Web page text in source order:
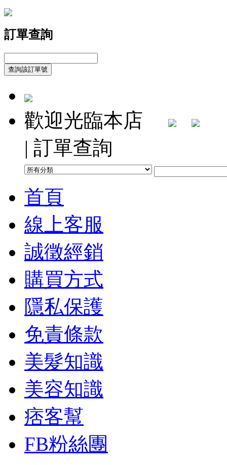
訂單查詢
歡迎光臨本店
| 訂單查詢
首頁
線上客服
誠徵經銷
購買方式
隱私保護
免責條款
美髮知識
美容知識
痞客幫
FB粉絲團